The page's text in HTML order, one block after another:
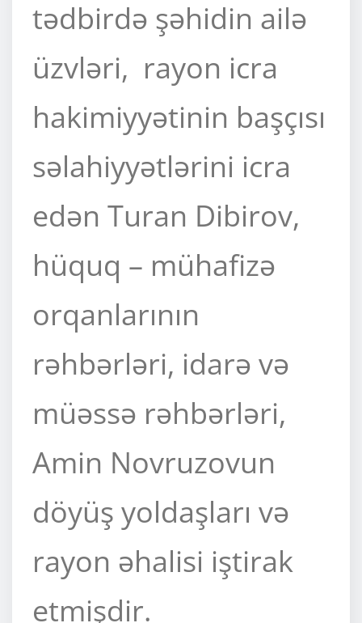
tədbirdə şəhidin ailə
üzvləri, rayon icra
hakimiyyətinin başçısı
səlahiyyətlərini icra
edən Turan Dibirov,
hüquq – mühafizə
orqanlarının
rəhbərləri, idarə və
müəssə rəhbərləri,
Amin Novruzovun
döyüş yoldaşları və
rayon əhalisi iştirak
etmişdir.